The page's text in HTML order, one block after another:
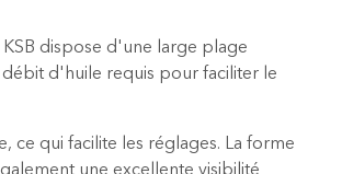
KSB dispose d'une large plage
d'huile requis pour faciliter le
ce qui facilite les réglages. La forme